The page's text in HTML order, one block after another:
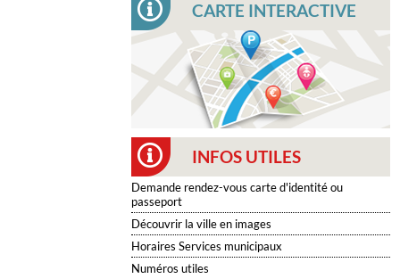
CARTE INTERACTIVE
INFOS UTILES
Demande rendez-vous carte d'identité ou
passeport
Découvrir la ville en images
Horaires Services municipaux
Numéros utiles